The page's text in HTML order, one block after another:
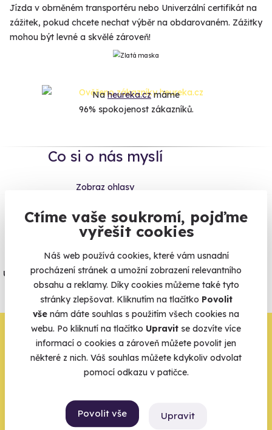
Ctíme vaše soukromí, pojďme
vyřešit cookies
Náš web používá cookies, které vám usnadní
procházení stránek a umožní zobrazení relevantního
obsahu a reklamy. Díky cookies můžeme také tyto
stránky zlepšovat. Kliknutím na tlačítko Povolit
vše nám dáte souhlas s použitím všech cookies na
webu. Po kliknutí na tlačítko Upravit se dozvíte více
informací o cookies a zároveň můžete povolit jen
některé z nich. Váš souhlas můžete kdykoliv odvolat
pomocí odkazu v patičce.
Povolit vše Upravit
Jízda v obrněném transportéru nebo Univerzální certifikát na
zážitek, pokud chcete nechat výběr na obdarovaném. Zážitky
mohou být levné a skvělé zároveň!
Naheureka.czmáme
96% spokojenost zákazníků.
Co si o nás myslí
Zobraz ohlasy
Vše umíme pojistit
Jeden nikdy neví. Máme nejvyšší
úrazové pojištění z nabídky zážitkových
agentur.
Vše o pojištění
Zbývá jeden krok,
zbytek zařídíme my